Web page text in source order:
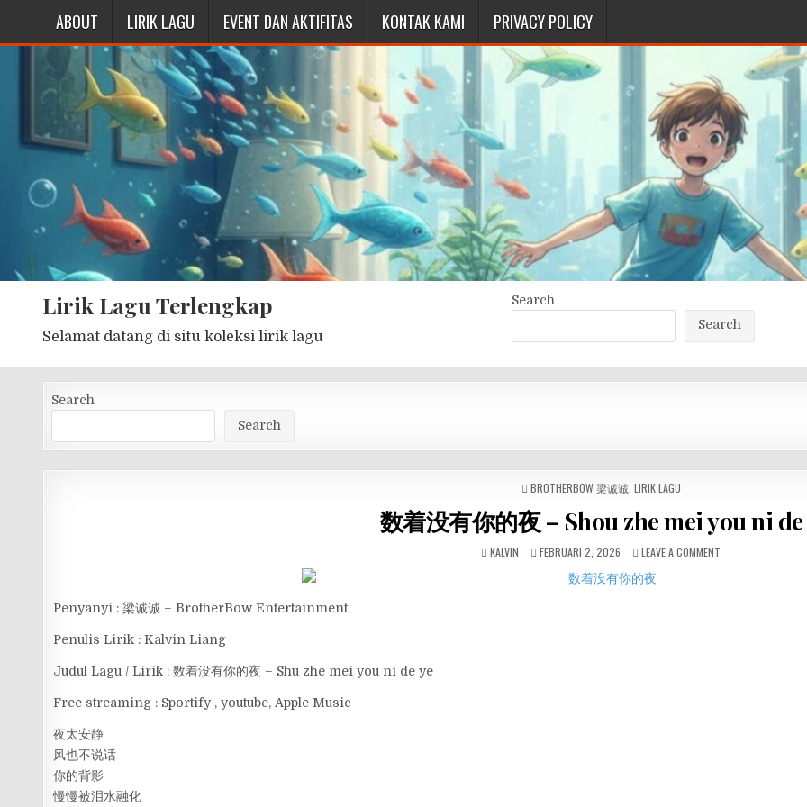
ABOUT LIRIK LAGU EVENT DAN AKTIFITAS KONTAK KAMI PRIVACY POLICY
Lirik Lagu Terlengkap
Selamat datang di situ koleksi lirik lagu
Search
Search
Search
Search
POSTED
BROTHERBOW 梁诚诚 LIRIK LAGU
数着没有你的夜 – Shou zhe mei you ni de
KALVIN FEBRUARI 2, 2026 LEAVE A COMMENT
Penyanyi : 梁诚诚 – BrotherBow Entertainment.
Penulis Lirik : Kalvin Liang
Judul Lagu / Lirik : 数着没有你的夜 – Shu zhe mei you ni de ye
Free streaming : Sportify , youtube, Apple Music
夜太安静
风也不说话
你的背影
慢慢被泪水融化